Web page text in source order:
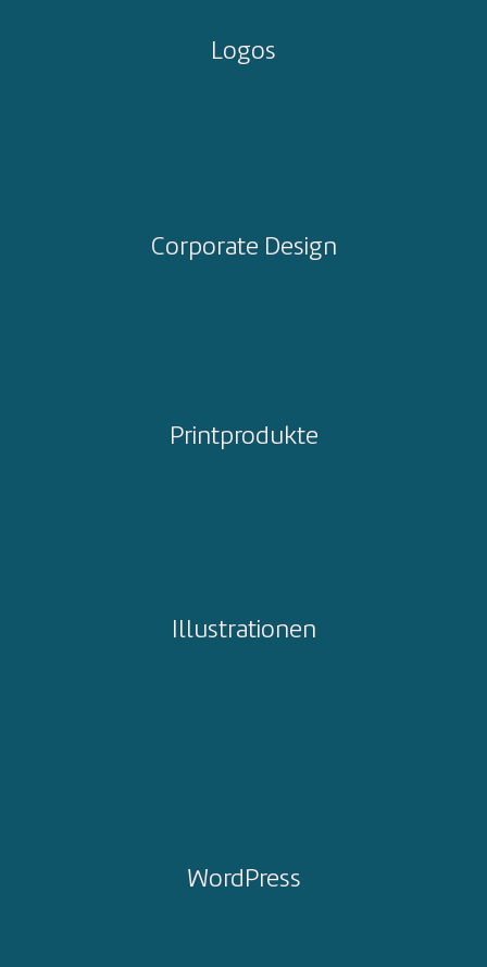
Logos
Corporate Design
Printprodukte
Illustrationen
WordPress